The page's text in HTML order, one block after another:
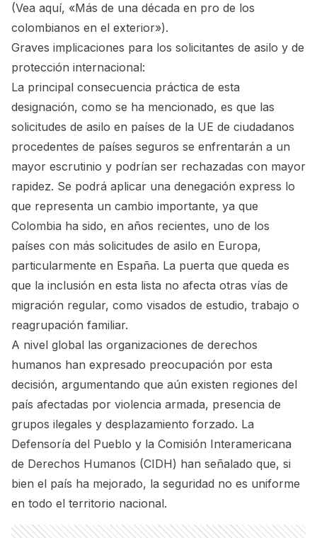
(Vea aquí, «Más de una década en pro de los
colombianos en el exterior»).
Graves implicaciones para los solicitantes de asilo y de
protección internacional:
La principal consecuencia práctica de esta
designación, como se ha mencionado, es que las
solicitudes de asilo en países de la UE de ciudadanos
procedentes de países seguros se enfrentarán a un
mayor escrutinio y podrían ser rechazadas con mayor
rapidez. Se podrá aplicar una denegación express lo
que representa un cambio importante, ya que
Colombia ha sido, en años recientes, uno de los
países con más solicitudes de asilo en Europa,
particularmente en España. La puerta que queda es
que la inclusión en esta lista no afecta otras vías de
migración regular, como visados de estudio, trabajo o
reagrupación familiar.
A nivel global las organizaciones de derechos
humanos han expresado preocupación por esta
decisión, argumentando que aún existen regiones del
país afectadas por violencia armada, presencia de
grupos ilegales y desplazamiento forzado. La
Defensoría del Pueblo y la Comisión Interamericana
de Derechos Humanos (CIDH) han señalado que, si
bien el país ha mejorado, la seguridad no es uniforme
en todo el territorio nacional.